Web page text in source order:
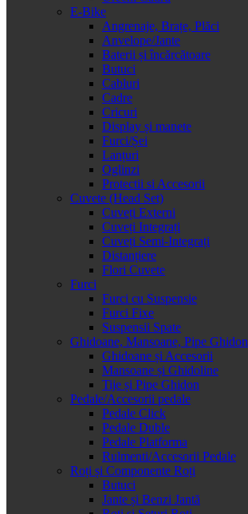
E-Bike
Angrenaje, Brațe, Plăci
Anvelope/Jante
Baterii și încărcătoare
Butuci
Cabluri
Cadre
Cricuri
Display și manete
Furci/Șei
Lanțuri
Oglinzi
Protectii si Accesorii
Cuvete (Head Set)
Cuveți Externi
Cuveți Integrați
Cuveți Semi-Integrați
Distanțiere
Flori Cuvete
Furci
Furci cu Suspensie
Furci Fixe
Suspensii Spate
Ghidoane, Mansoane, Pipe Ghidon
Ghidoane și Accesorii
Mansoane și Ghidoline
Tije și Pipe Ghidon
Pedale/Accesorii pedale
Pedale Click
Pedale Duble
Pedale Platforma
Rulmenti/Accesorii Pedale
Roți și Componente Roți
Butuci
Jante și Benzi Jantă